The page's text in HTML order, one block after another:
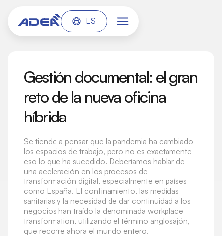
ES
Gestión documental: el gran
reto de la nueva oficina
híbrida
Se tiende a pensar que la pandemia ha cambiado
los espacios de trabajo, pero no es exactamente
eso lo que ha sucedido. Deberíamos hablar de
una aceleración en los procesos de
transformación digital, especialmente en países
como España. El confinamiento, las medidas
sanitarias y la necesidad de dar continuidad a los
negocios han traído la denominada workplace
transformation, utilizando el término anglosajón,
que recorre ahora el mundo entero.